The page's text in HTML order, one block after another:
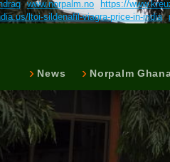
www.norpalm.no https://
ltoi-sildenafil-viagra-price-in-india
News Norpalm